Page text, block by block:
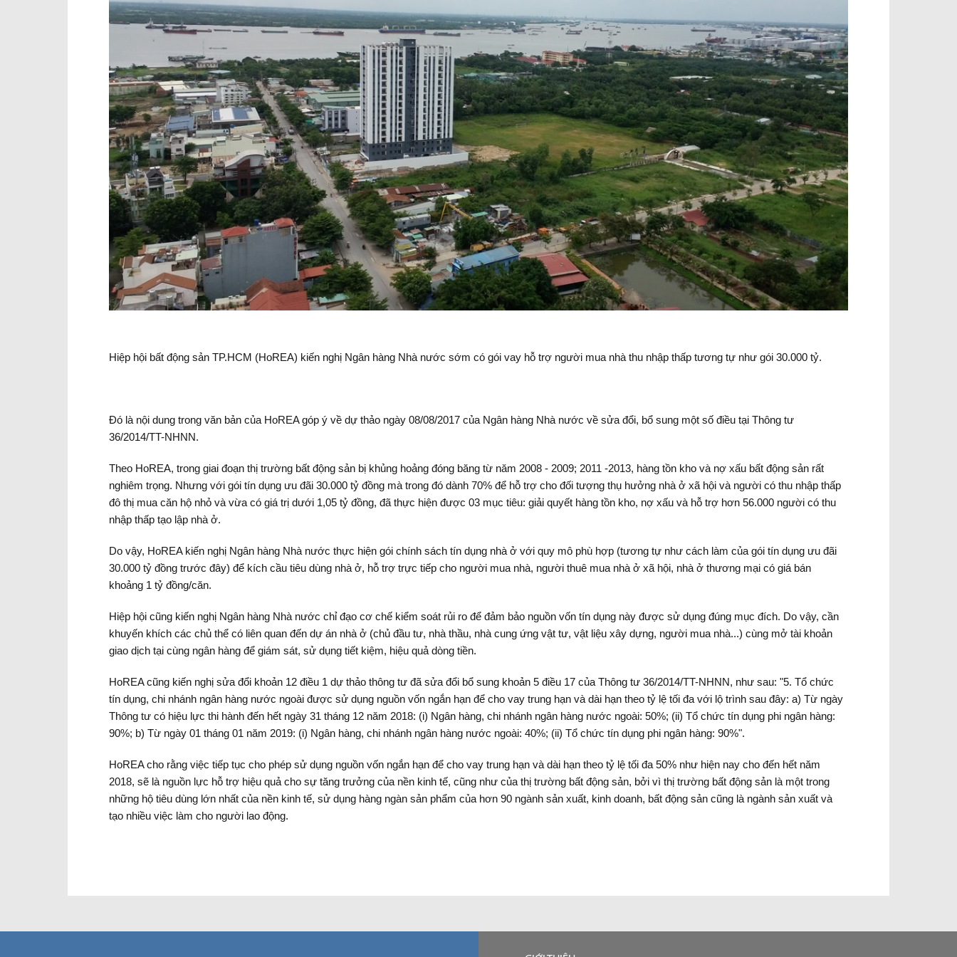
Hiệp hội bất động sản TP.HCM (HoREA) kiến nghị Ngân hàng Nhà nước sớm có gói vay hỗ trợ người mua nhà thu nhập thấp tương tự như gói 30.000 tỷ.
Đó là nội dung trong văn bản của HoREA góp ý về dự thảo ngày 08/08/2017 của Ngân hàng Nhà nước về sửa đổi, bổ sung một số điều tại Thông tư
36/2014/TT-NHNN.
Theo HoREA, trong giai đoạn thị trường bất động sản bị khủng hoảng đóng băng từ năm 2008 - 2009; 2011 -2013, hàng tồn kho và nợ xấu bất động sản rất
nghiêm trọng. Nhưng với gói tín dụng ưu đãi 30.000 tỷ đồng mà trong đó dành 70% để hỗ trợ cho đối tượng thụ hưởng nhà ở xã hội và người có thu nhập thấp
đô thị mua căn hộ nhỏ và vừa có giá trị dưới 1,05 tỷ đồng, đã thực hiện được 03 mục tiêu: giải quyết hàng tồn kho, nợ xấu và hỗ trợ hơn 56.000 người có thu
nhập thấp tạo lập nhà ở.
Do vậy, HoREA kiến nghị Ngân hàng Nhà nước thực hiện gói chính sách tín dụng nhà ở với quy mô phù hợp (tương tự như cách làm của gói tín dụng ưu đãi
30.000 tỷ đồng trước đây) để kích cầu tiêu dùng nhà ở, hỗ trợ trực tiếp cho người mua nhà, người thuê mua nhà ở xã hội, nhà ở thương mại có giá bán
khoảng 1 tỷ đồng/căn.
Hiệp hội cũng kiến nghị Ngân hàng Nhà nước chỉ đạo cơ chế kiểm soát rủi ro để đảm bảo nguồn vốn tín dụng này được sử dụng đúng mục đích. Do vậy, cần
khuyến khích các chủ thể có liên quan đến dự án nhà ở (chủ đầu tư, nhà thầu, nhà cung ứng vật tư, vật liệu xây dựng, người mua nhà...) cùng mở tài khoản
giao dịch tại cùng ngân hàng để giám sát, sử dụng tiết kiệm, hiệu quả dòng tiền.
HoREA cũng kiến nghị sửa đổi khoản 12 điều 1 dự thảo thông tư đã sửa đổi bổ sung khoản 5 điều 17 của Thông tư 36/2014/TT-NHNN, như sau: "5. Tổ chức
tín dụng, chi nhánh ngân hàng nước ngoài được sử dụng nguồn vốn ngắn hạn để cho vay trung hạn và dài hạn theo tỷ lệ tối đa với lộ trình sau đây: a) Từ ngày
Thông tư có hiệu lực thi hành đến hết ngày 31 tháng 12 năm 2018: (i) Ngân hàng, chi nhánh ngân hàng nước ngoài: 50%; (ii) Tổ chức tín dụng phi ngân hàng:
90%; b) Từ ngày 01 tháng 01 năm 2019: (i) Ngân hàng, chi nhánh ngân hàng nước ngoài: 40%; (ii) Tổ chức tín dụng phi ngân hàng: 90%".
HoREA cho rằng việc tiếp tục cho phép sử dụng nguồn vốn ngắn hạn để cho vay trung hạn và dài hạn theo tỷ lệ tối đa 50% như hiện nay cho đến hết năm
2018, sẽ là nguồn lực hỗ trợ hiệu quả cho sự tăng trưởng của nền kinh tế, cũng như của thị trường bất động sản, bởi vì thị trường bất động sản là một trong
những hộ tiêu dùng lớn nhất của nền kinh tế, sử dụng hàng ngàn sản phẩm của hơn 90 ngành sản xuất, kinh doanh, bất động sản cũng là ngành sản xuất và
tạo nhiều việc làm cho người lao động.